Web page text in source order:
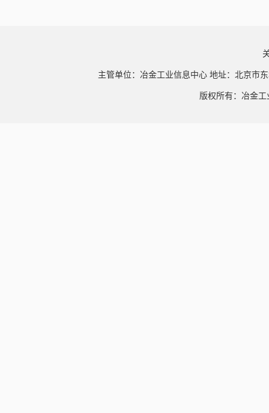
主管单位：冶金工业信息中心 地址：北京市
版权所有：冶金